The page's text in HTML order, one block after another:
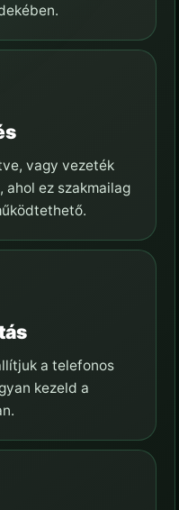
vagy vezeték
ahol ez szakmailag
a telefonos
kezeld a